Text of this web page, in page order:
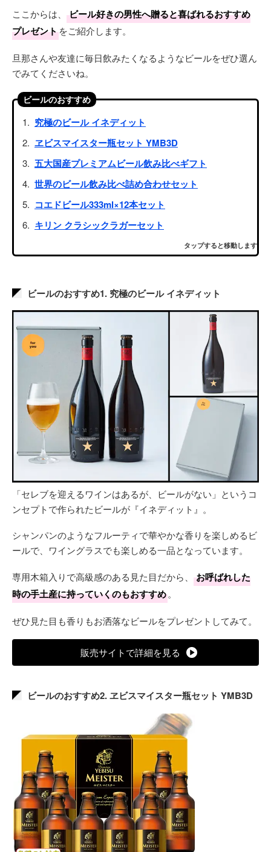
ここからは、
ビール好きの男性へ贈ると喜ばれるおすすめ
プレゼントをご紹介します。
旦那さんや友達に毎日飲みたくなるようなビールをぜひ選ん
でみてくださいね。
ビールのおすすめ
究極のビール イネディット
ヱビスマイスター瓶セット YMB3D
五大国産プレミアムビール飲み比べギフト
世界のビール飲み比べ詰め合わせセット
コエドビール333ml×12本セット
キリン クラシックラガーセット
タップすると移動します
ビールのおすすめ1. 究極のビール イネディット
「セレブを迎えるワインはあるが、ビールがない」というコ
ンセプトで作られたビールが『イネディット』。
シャンパンのようなフルーティで華やかな香りを楽しめるビ
ールで、ワイングラスでも楽しめる一品となっています。
専用木箱入りで高級感のある見た目だから、
お呼ばれした
時の手土産に持っていくのもおすすめ。
ぜひ見た目も香りもお洒落なビールをプレゼントしてみて。
販売サイトで詳細を見る
ビールのおすすめ2. ヱビスマイスター瓶セット YMB3D